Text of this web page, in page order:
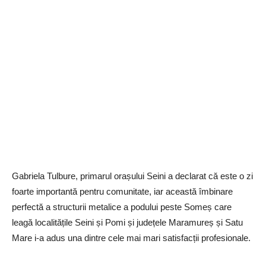
Gabriela Tulbure, primarul orașului Seini a declarat că este o zi
foarte importantă pentru comunitate, iar această îmbinare
perfectă a structurii metalice a podului peste Someș care
leagă localitățile Seini și Pomi și județele Maramureș și Satu
Mare i-a adus una dintre cele mai mari satisfacții profesionale.